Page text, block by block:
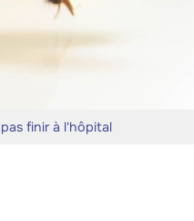
finir à l'hôpital